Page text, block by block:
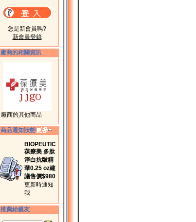
您是新會員嗎?
新會員登錄
廠商的相關資訊
廠商的其他商品
商品通知狀態
BIOPEUTIC
葆療美 多肽
淨白抗皺精
華0.25 oz建
議售價$980
更新時通知
我
推薦給親友